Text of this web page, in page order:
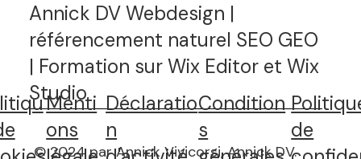
Annick DV Webdesign |
référencement naturel SEO GEO
| Formation sur Wix Editor et Wix
Studio
Menti
ons
Déclaratio
n
de
Condition
s
© 2024 par Annick Vivicorsi, Annick DV.